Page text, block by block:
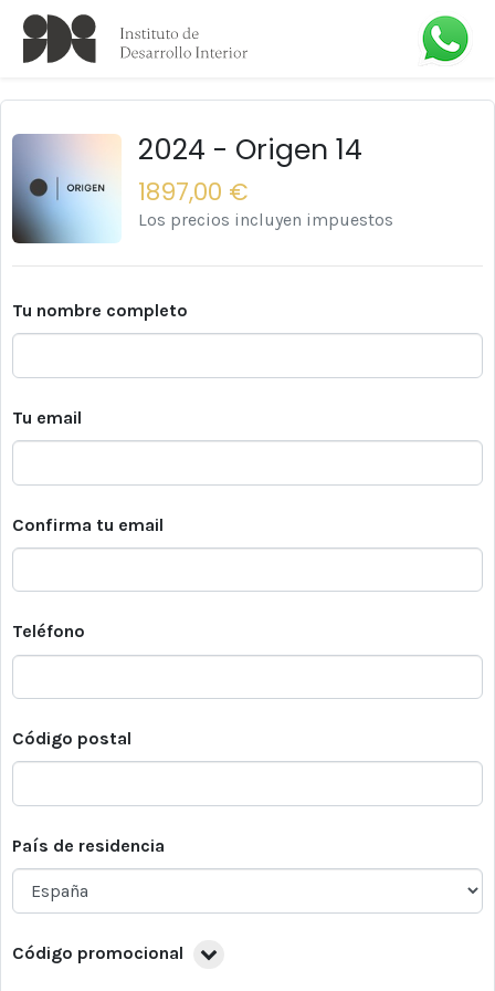
2024 - Origen 14
1897,00 €
Los precios incluyen impuestos
Tu nombre completo
Tu email
Confirma tu email
Teléfono
Código postal
País de residencia
Código promocional